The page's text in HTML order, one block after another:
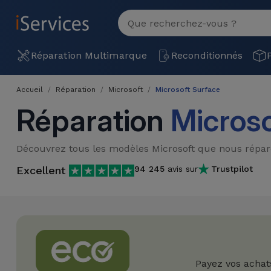
Réparation Multimarque Reconditionnés
MENU
Réparation
Différentes
Causes de
Pannes
/ iMac
iPhone
Reconditionnés
iPads
Reconditionnés
Produits
DJI
Câbles
Magasins
Reprises
Voir
Accueil Réparation Microsoft Microsoft Surface
Réparation
Découvrez tous les modèles Microsoft que nous
Excellent 94 245avis sur Trustpilot
Payez vos